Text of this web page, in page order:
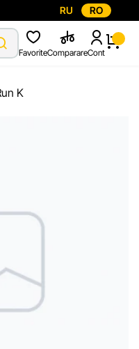
RU RO
FavoriteComparareCont
K